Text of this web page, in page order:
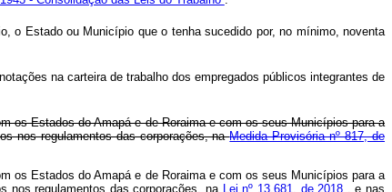
o Estado ou Município que o tenha sucedido por, no mínimo, noventa
na carteira de trabalho dos empregados públicos integrantes de
os Estados do Amapá e de Roraima e com os seus Municípios para a
nos regulamentos das corporações, naMedida Provisória nº 817, de
os Estados do Amapá e de Roraima e com os seus Municípios para a
nos regulamentos das corporações, na Lei nº 13.681, de 2018 , e nas